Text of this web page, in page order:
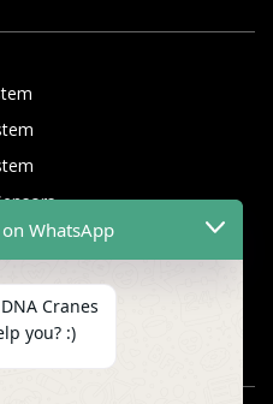
WhatsApp
Cranes
you? :)